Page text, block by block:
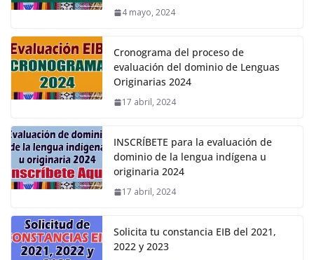
4 mayo, 2024
Cronograma del proceso de
evaluación del dominio de Lenguas
Originarias 2024
17 abril, 2024
INSCRÍBETE para la evaluación de
dominio de la lengua indígena u
originaria 2024
17 abril, 2024
Solicita tu constancia EIB del 2021,
2022 y 2023